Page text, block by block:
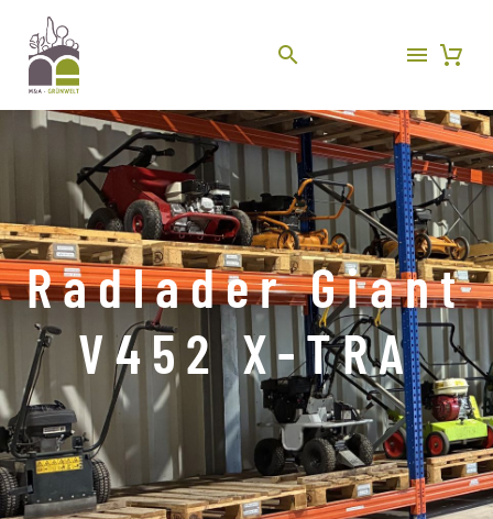
Radlader Giant
V452 X-TRA